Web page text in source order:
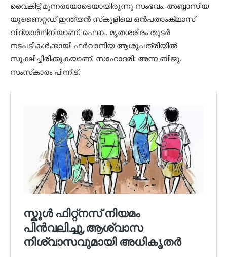
വൈകിട്ട് മൂന്നരയോടെയായിരുന്നു സംഭവം. അബ്ബാസിയ
യുണൈറ്റഡ് ഇന്ത്യന്‍ സ്‌കൂളിലെ ഒന്‍പതാംക്ലാസ്
വിദ്യാര്‍ഥിനിയാണ്. ഫെബ. മൃതശരീരം തുടര്‍
നടപടികള്‍ക്കായി ഫര്‍വാനിയ ആശുപത്രിയില്‍
സൂക്ഷിച്ചിരിക്കുകയാണ്. സഹോദരി: അന്ന ബിജു.
സംസ്‌കാരം പിന്നീട്.